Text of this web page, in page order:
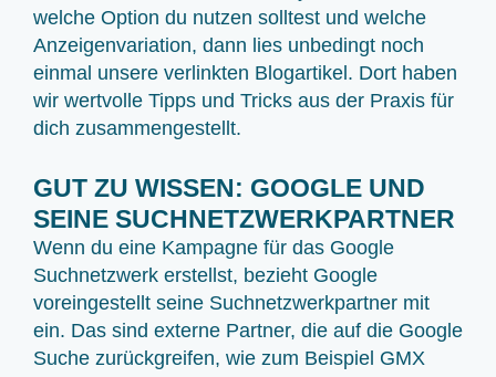
welche Option du nutzen solltest und welche
Anzeigenvariation, dann lies unbedingt noch
einmal unsere verlinkten Blogartikel. Dort haben
wir wertvolle Tipps und Tricks aus der Praxis für
dich zusammengestellt.
GUT ZU WISSEN: GOOGLE UND
SEINE SUCHNETZWERKPARTNER
Wenn du eine Kampagne für das Google
Suchnetzwerk erstellst, bezieht Google
voreingestellt seine Suchnetzwerkpartner mit
ein. Das sind externe Partner, die auf die Google
Suche zurückgreifen, wie zum Beispiel GMX